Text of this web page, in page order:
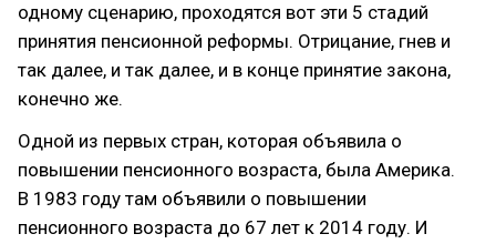
одному сценарию, проходятся вот эти 5 стадий
принятия пенсионной реформы. Отрицание, гнев и
так далее, и так далее, и в конце принятие закона,
конечно же.
Одной из первых стран, которая объявила о
повышении пенсионного возраста, была Америка.
В 1983 году там объявили о повышении
пенсионного возраста до 67 лет к 2014 году. И